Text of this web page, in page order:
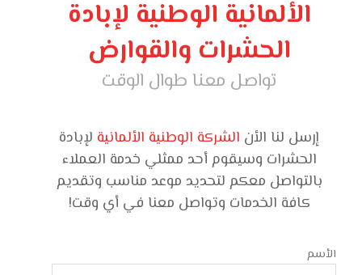
الألمانية الوطنية لإبادة
الحشرات والقوارض
تواصل معنا طوال الوقت
إرسل لنا الأن الشركة الوطنية الألمانية لإبادة
الحشرات وسيقوم أحد ممثلي خدمة العملاء
بالتواصل معكم لتحديد موعد مناسب وتقديم
كافة الخدمات وتواصل معنا في أي وقت!
الأسم